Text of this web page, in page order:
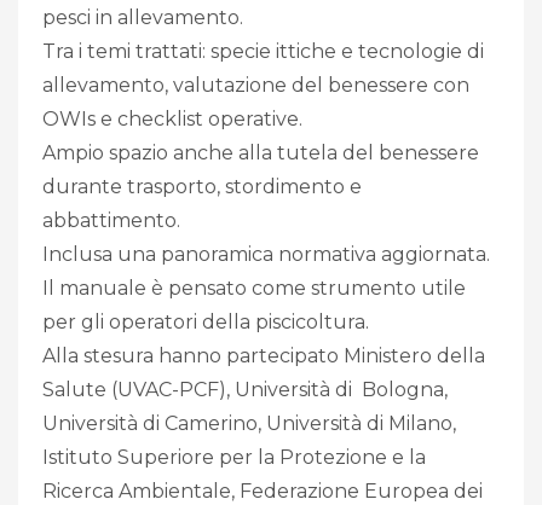
pesci in allevamento.
Tra i temi trattati: specie ittiche e tecnologie di
allevamento, valutazione del benessere con
OWIs e checklist operative.
Ampio spazio anche alla tutela del benessere
durante trasporto, stordimento e
abbattimento.
Inclusa una panoramica normativa aggiornata.
Il manuale è pensato come strumento utile
per gli operatori della piscicoltura.
Alla stesura hanno partecipato Ministero della
Salute (UVAC-PCF), Università di Bologna,
Università di Camerino, Università di Milano,
Istituto Superiore per la Protezione e la
Ricerca Ambientale, Federazione Europea dei